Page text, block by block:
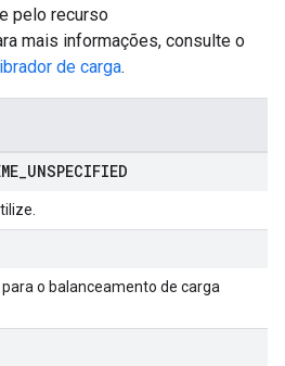
e pelo recurso
mais informações, consulte o
de carga.
UNSPECIFIED
o balanceamento de carga